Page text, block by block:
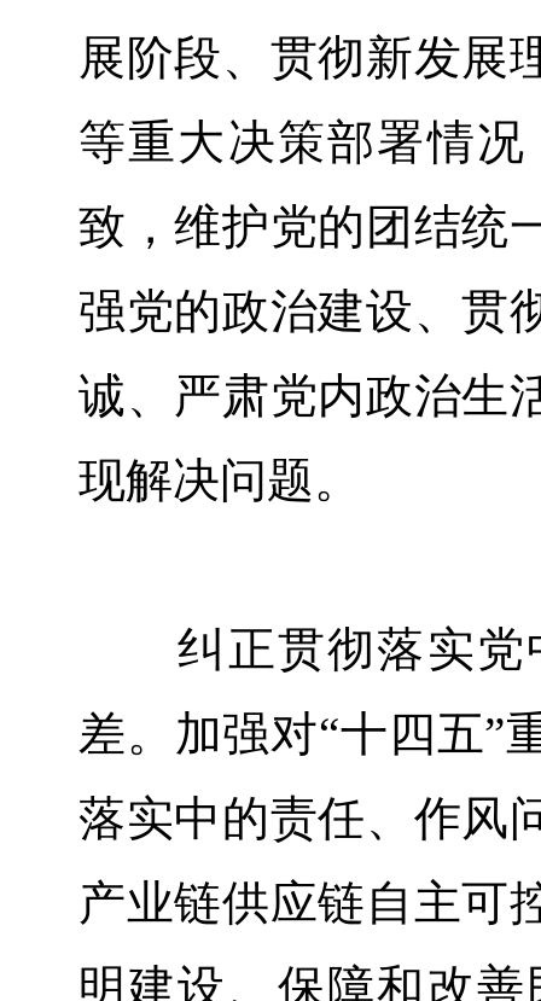
展阶段、贯彻新发展
等重大决策部署情
致，维护党的团结统
强党的政治建设、贯
诚、严肃党内政治生
现解决问题。
纠正贯彻落实党
差。加强对“十四五”
落实中的责任、作风
产业链供应链自主可
明建设、保障和改